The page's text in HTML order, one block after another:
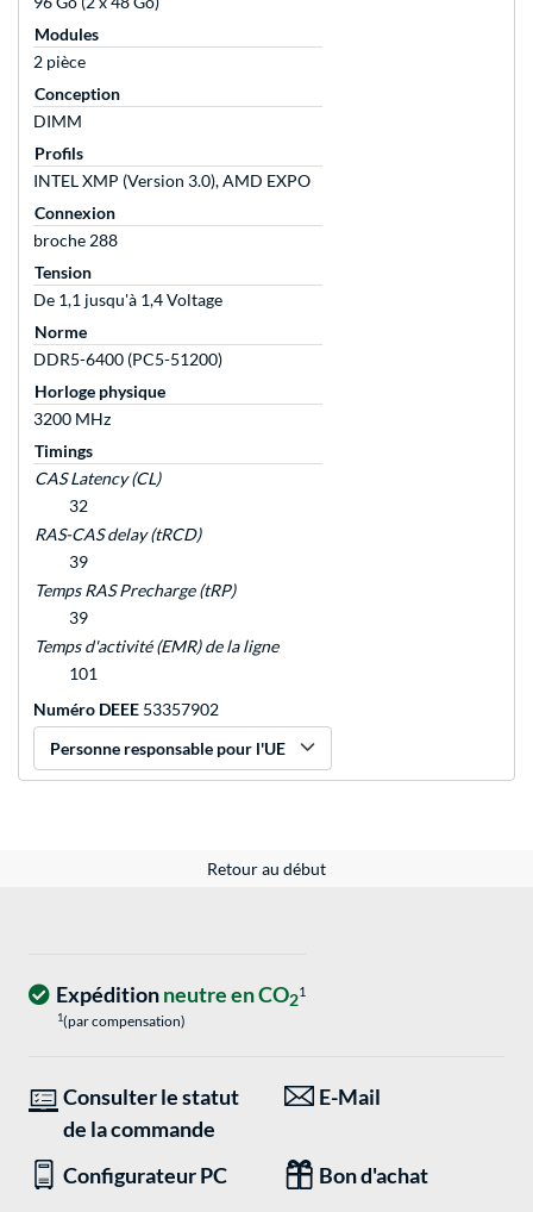
Modules
2 pièce
Conception
DIMM
Profils
INTEL XMP (Version 3.0), AMD EXPO
Connexion
broche 288
Tension
De 1,1 jusqu'à 1,4 Voltage
Norme
DDR5-6400 (PC5-51200)
Horloge physique
3200 MHz
Timings
CAS Latency (CL)
32
RAS-CAS delay (tRCD)
39
Temps RAS Precharge (tRP)
39
Temps d'activité (EMR) de la ligne
101
Numéro DEEE 53357902
Personne responsable pour l'UE
Retour au début
Expéditionneutre en CO21
1(par compensation)
Consulter le statut
de la commande
E-Mail
Configurateur PC Bon d'achat